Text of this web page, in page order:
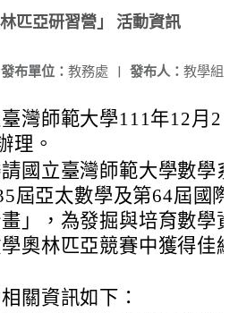
匹亞研習營」 活動資訊
發布人： 教學組
發布單位： 教務處 |
灣師範大學111年12月2
理。
國立臺灣師範大學數學
屆亞太數學及第64屆國
」，為發掘與培育數學
奧林匹亞競賽中獲得佳
關資訊如下：